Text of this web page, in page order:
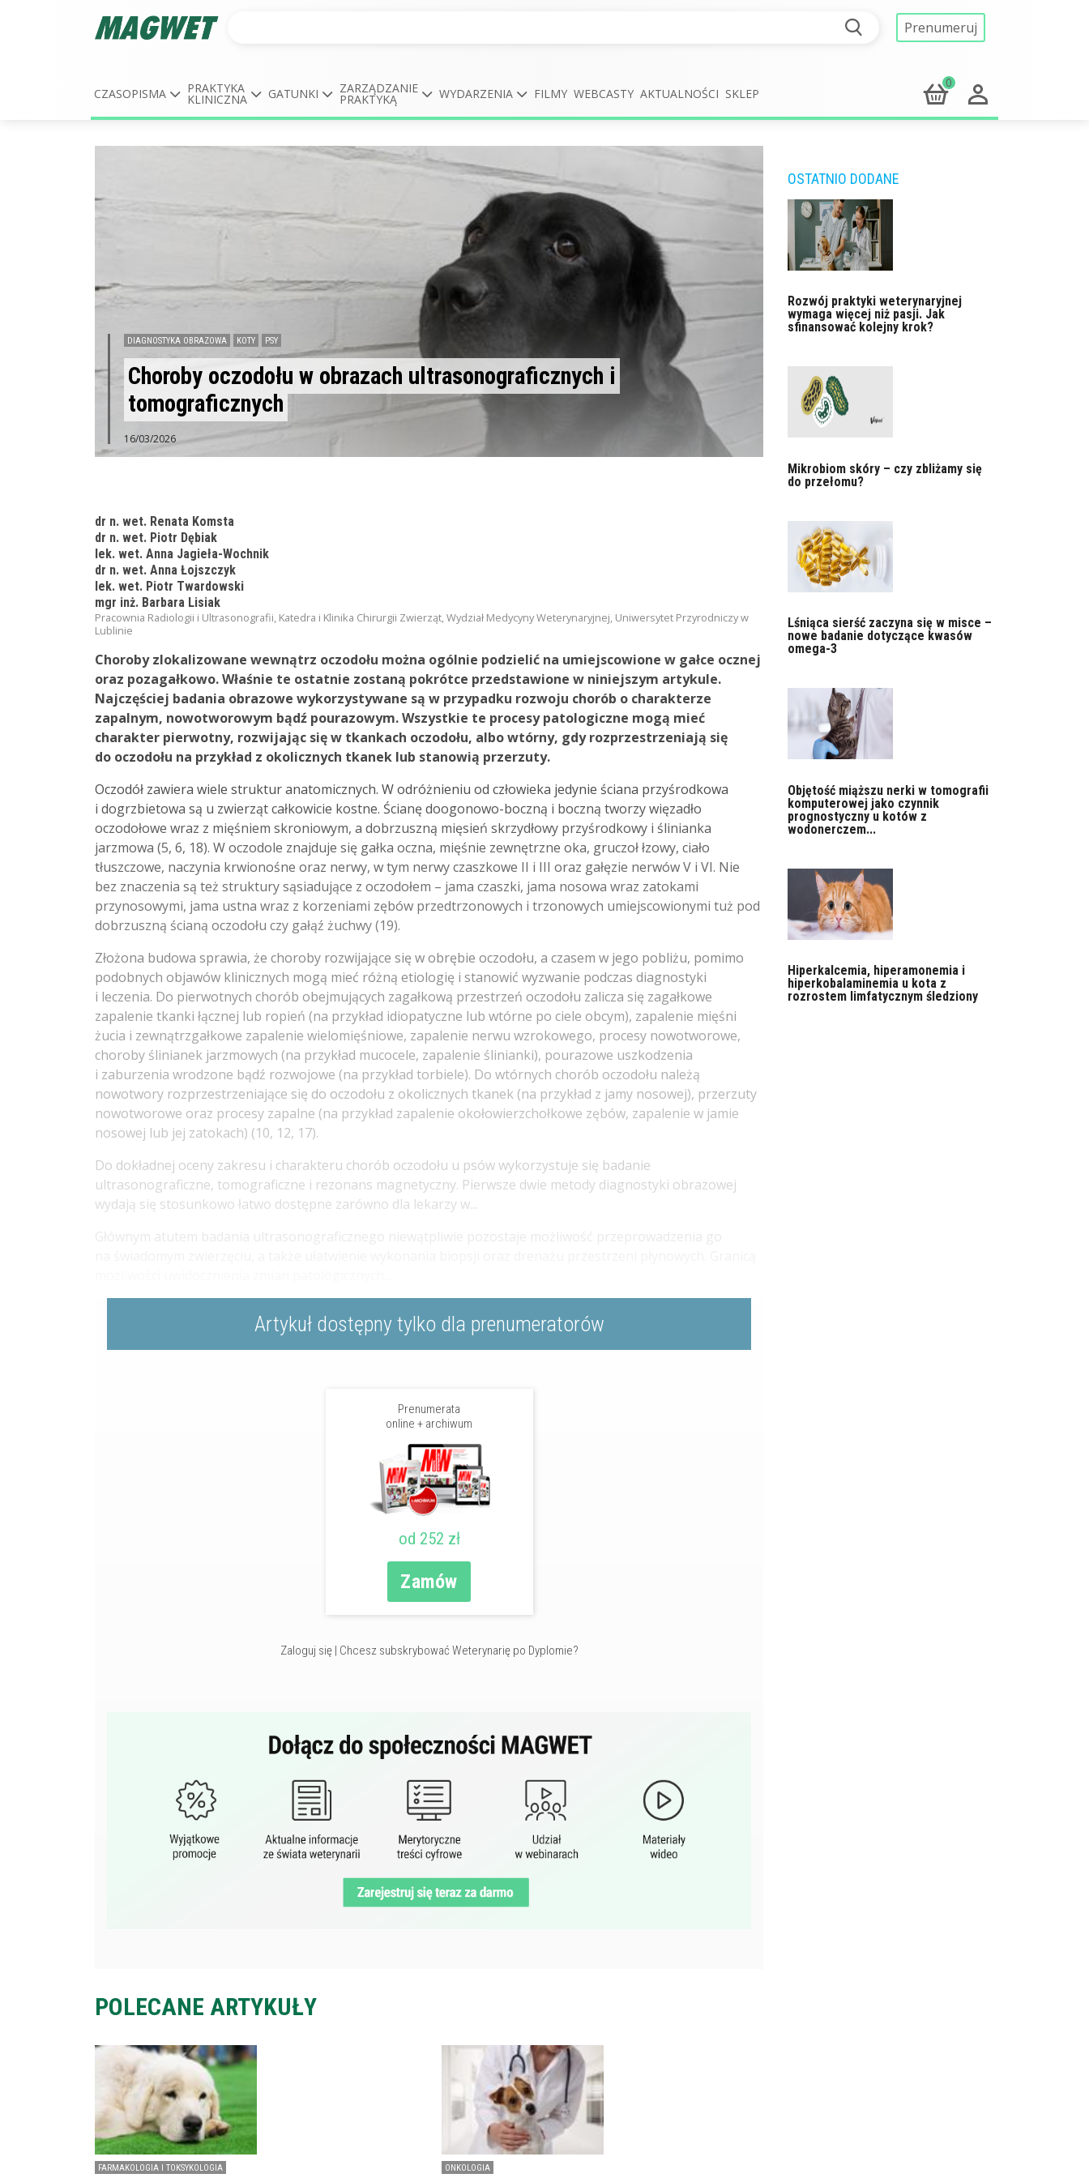
Prenumeruj
CZASOPISMA PRAKTYKA
KLINICZNA GATUNKI ZARZĄDZANIE
PRAKTYKĄ WYDARZENIA FILMY WEBCASTY AKTUALNOŚCI SKLEP
0
DIAGNOSTYKA OBRAZOWA KOTY PSY
Choroby oczodołu w obrazach ultrasonograficznych i
tomograficznych
16/03/2026
dr n. wet. Renata Komsta
dr n. wet. Piotr Dębiak
lek. wet. Anna Jagieła-Wochnik
dr n. wet. Anna Łojszczyk
lek. wet. Piotr Twardowski
mgr inż. Barbara Lisiak
Pracownia Radiologii i Ultrasonografii, Katedra i Klinika Chirurgii Zwierząt, Wydział Medycyny Weterynaryjnej, Uniwersytet Przyrodniczy w
Lublinie
Choroby zlokalizowane wewnątrz oczodołu można ogólnie podzielić na umiejscowione w gałce ocznej
oraz pozagałkowo. Właśnie te ostatnie zostaną pokrótce przedstawione w niniejszym artykule.
Najczęściej badania obrazowe wykorzystywane są w przypadku rozwoju chorób o charakterze
zapalnym, nowotworowym bądź pourazowym. Wszystkie te procesy patologiczne mogą mieć
charakter pierwotny, rozwijając się w tkankach oczodołu, albo wtórny, gdy rozprzestrzeniają się
do oczodołu na przykład z okolicznych tkanek lub stanowią przerzuty.
Oczodół zawiera wiele struktur anatomicznych. W odróżnieniu od człowieka jedynie ściana przyśrodkowa
i dogrzbietowa są u zwierząt całkowicie kostne. Ścianę doogonowo-boczną i boczną tworzy więzadło
oczodołowe wraz z mięśniem skroniowym, a dobrzuszną mięsień skrzydłowy przyśrodkowy i ślinianka
jarzmowa (5, 6, 18). W oczodole znajduje się gałka oczna, mięśnie zewnętrzne oka, gruczoł łzowy, ciało
tłuszczowe, naczynia krwionośne oraz nerwy, w tym nerwy czaszkowe II i III oraz gałęzie nerwów V i VI. Nie
bez znaczenia są też struktury sąsiadujące z oczodołem – jama czaszki, jama nosowa wraz zatokami
przynosowymi, jama ustna wraz z korzeniami zębów przedtrzonowych i trzonowych umiejscowionymi tuż pod
dobrzuszną ścianą oczodołu czy gałąź żuchwy (19).
Złożona budowa sprawia, że choroby rozwijające się w obrębie oczodołu, a czasem w jego pobliżu, pomimo
podobnych objawów klinicznych mogą mieć różną etiologię i stanowić wyzwanie podczas diagnostyki
i leczenia. Do pierwotnych chorób obejmujących zagałkową przestrzeń oczodołu zalicza się zagałkowe
zapalenie tkanki łącznej lub ropień (na przykład idiopatyczne lub wtórne po ciele obcym), zapalenie mięśni
żucia i zewnątrzgałkowe zapalenie wielomięśniowe, zapalenie nerwu wzrokowego, procesy nowotworowe,
choroby ślinianek jarzmowych (na przykład mucocele, zapalenie ślinianki), pourazowe uszkodzenia
i zaburzenia wrodzone bądź rozwojowe (na przykład torbiele). Do wtórnych chorób oczodołu należą
nowotwory rozprzestrzeniające się do oczodołu z okolicznych tkanek (na przykład z jamy nosowej), przerzuty
nowotworowe oraz procesy zapalne (na przykład zapalenie okołowierzchołkowe zębów, zapalenie w jamie
nosowej lub jej zatokach) (10, 12, 17).
Do dokładnej oceny zakresu i charakteru chorób oczodołu u psów wykorzystuje się badanie
ultrasonograficzne, tomograficzne i rezonans magnetyczny. Pierwsze dwie metody diagnostyki obrazowej
wydają się stosunkowo łatwo dostępne zarówno dla lekarzy w...
Głównym atutem badania ultrasonograficznego niewątpliwie pozostaje możliwość przeprowadzenia go
Artykuł dostępny tylko dla prenumeratorów
Prenumerata
online + archiwum
od 252 zł
Zamów
Zaloguj się| Chcesz subskrybować Weterynarię po Dyplomie?
OSTATNIO DODANE
Rozwój praktyki weterynaryjnej
wymaga więcej niż pasji. Jak
sfinansować kolejny krok?
Mikrobiom skóry – czy zbliżamy się
do przełomu?
Lśniąca sierść zaczyna się w misce –
nowe badanie dotyczące kwasów
omega-3
Objętość miąższu nerki w tomografii
komputerowej jako czynnik
prognostyczny u kotów z
wodonerczem...
Hiperkalcemia, hiperamonemia i
hiperkobalaminemia u kota z
rozrostem limfatycznym śledziony
POLECANE ARTYKUŁY
FARMAKOLOGIA I TOKSYKOLOGIA ONKOLOGIA